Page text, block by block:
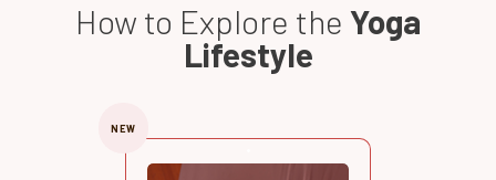
How to Explore the Yoga
Lifestyle
NEW